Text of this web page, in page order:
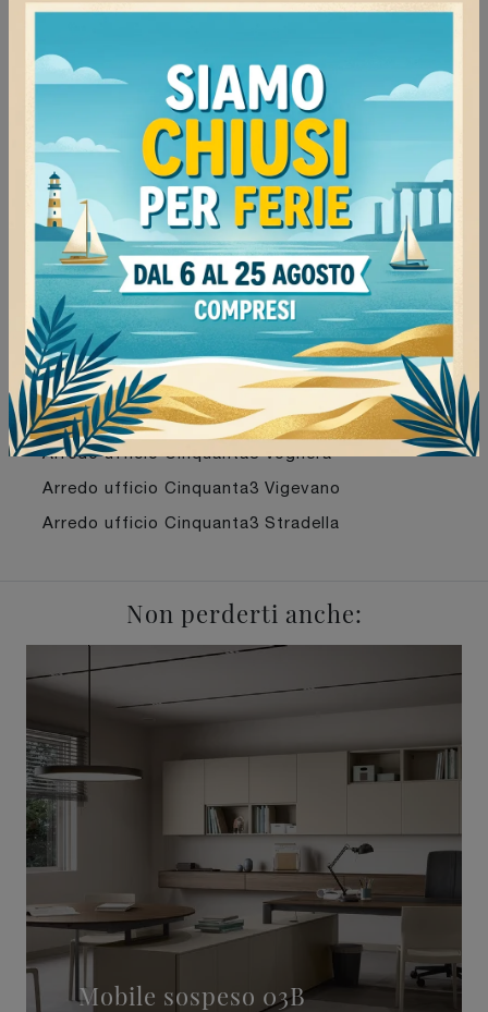
Negozio di librerie per ufficio a Pavia
Negozio di librerie per ufficio a Voghera
Negozio di librerie per ufficio a Vigevano
Negozio di librerie per ufficio a Stradella
Negozio di librerie per ufficio Cinquanta3 Pavia
Negozio di librerie per ufficio Cinquanta3 Voghera
Negozio di librerie per ufficio Cinquanta3
Vigevano
Negozio di librerie per ufficio Cinquanta3
Stradella
Arredo ufficio Cinquanta3 Pavia
Arredo ufficio Cinquanta3 Voghera
Arredo ufficio Cinquanta3 Vigevano
Arredo ufficio Cinquanta3 Stradella
Non perderti anche:
Mobile sospeso 03B